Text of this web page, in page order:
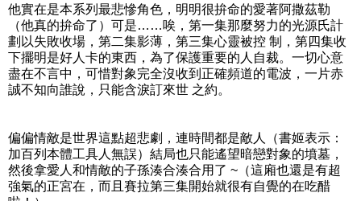
他實在是本系列最悲慘角色，明明很拚命的愛著阿撒茲勒
（他真的拚命了）可是……唉，第一集那麼努力的光源氏計
劃以失敗收場，第二集影薄，第三集心靈被控 制，第四集收
下擺明是好人卡的東西，為了保護重要的人自裁。一切心意
盡在不言中，可惜對象完全沒收到正確頻道的電波，一片赤
誠不知向誰說，只能含淚訂來世 之約。
偏偏情敵是世界這點超悲劇，連時間都是敵人（書姬表示：
加百列本體工具人無誤）結局也只能遙望暗戀對象的墳墓，
然後拿愛人和情敵的子孫湊合湊合用了 ~（這廂也還是有超
強氣的正宮在，而且賽拉第三集開始就很有自覺的在吃醋